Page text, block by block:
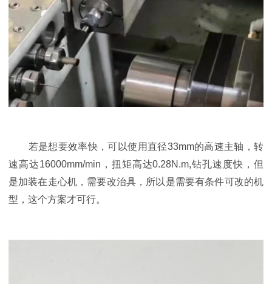
若是想要效率快，可以使用直径33mm的高速主轴，转
速高达16000mm/min，扭矩高达0.28N.m,钻孔速度快，但
是加装在走心机，需要改治具，所以是需要有条件可改的机
型，这个方案才可行。